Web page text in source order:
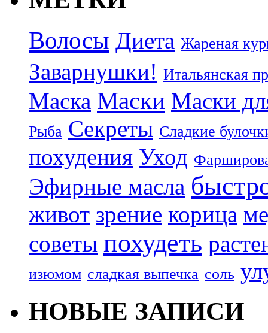
Волосы Диета Жареная
Заварнушки! Итальянская
Маска Маски Маски
Рыба Секреты Сладкие
похудения Уход
Эфирные масла
живот зрение корица
советы похудеть
изюмом сладкая выпечка соль
НОВЫЕ ЗАПИСИ